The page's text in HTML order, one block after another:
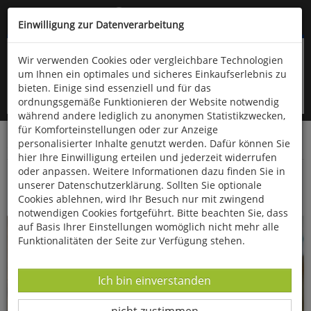
Kompletten Head der Seite überspringen
oder (06766) 9323-960
Startseite Bücher Essen & Trinken
Bayrische Kuchl
Einwilligung zur Datenverarbeitung
Wir verwenden Cookies oder vergleichbare Technologien
um Ihnen ein optimales und sicheres Einkaufserlebnis zu
bieten. Einige sind essenziell und für das
ordnungsgemäße Funktionieren der Website notwendig
während andere lediglich zu anonymen Statistikzwecken,
für Komforteinstellungen oder zur Anzeige
personalisierter Inhalte genutzt werden. Dafür können Sie
hier Ihre Einwilligung erteilen und jederzeit widerrufen
oder anpassen. Weitere Informationen dazu finden Sie in
unserer Datenschutzerklärung. Sollten Sie optionale
Cookies ablehnen, wird Ihr Besuch nur mit zwingend
notwendigen Cookies fortgeführt. Bitte beachten Sie, dass
auf Basis Ihrer Einstellungen womöglich nicht mehr alle
Funktionalitäten der Seite zur Verfügung stehen.
Datenverarbeitung -
Ich bin einverstanden